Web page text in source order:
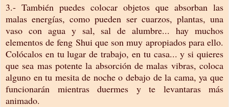
3.- También puedes colocar objetos que absorban las
malas energías, como pueden ser cuarzos, plantas, una
vaso con agua y sal, sal de alumbre... hay muchos
elementos de feng Shui que son muy apropiados para ello.
Colócalos en tu lugar de trabajo, en tu casa... y si quieres
que sea mas potente la absorción de malas vibras, coloca
alguno en tu mesita de noche o debajo de la cama, ya que
funcionarán mientras duermes y te levantaras más
animado.